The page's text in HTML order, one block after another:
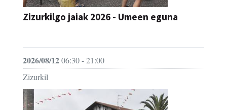
Zizurkilgo jaiak 2026 - Umeen eguna
2026/08/1206:30 - 21:00
Zizurkil